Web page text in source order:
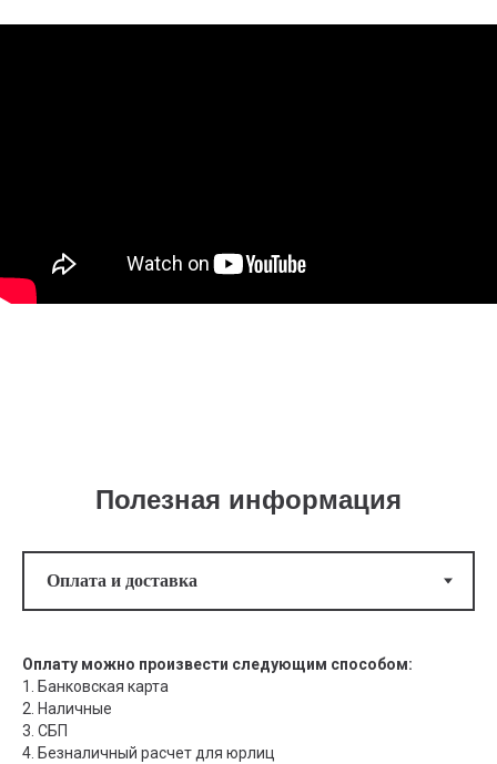
Полезная информация
Оплату можно произвести следующим способом:
1. Банковская карта
2. Наличные
3. СБП
4. Безналичный расчет для юрлиц